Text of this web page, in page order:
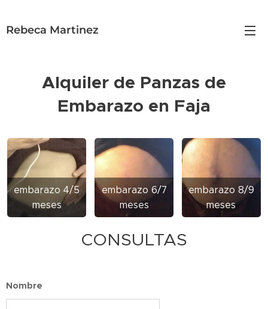
Rebeca Martinez
Alquiler de Panzas de
Embarazo en Faja
embarazo 4/5
meses
embarazo 6/7
meses
embarazo 8/9
meses
CONSULTAS
Nombre